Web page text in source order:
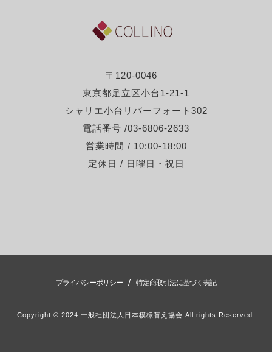
〒120-0046
東京都足立区小台1-21-1
シャリエ小台リバーフォート302
電話番号 /03-6806-2633
営業時間 / 10:00-18:00
定休日 / 日曜日・祝日
プライバシーポリシー / 特定商取引法に基づく表記
Copyright © 2024 一般社団法人日本模様替え協会 All rights Reserved.